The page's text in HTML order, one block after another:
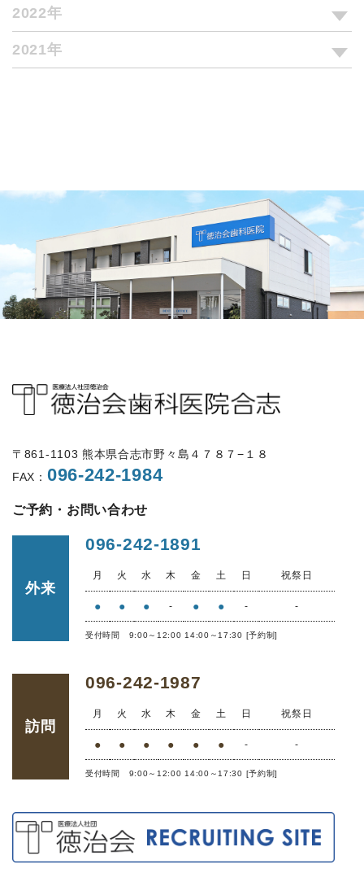
2022年
2021年
〒861-1103 熊本県合志市野々島４７８７−１８
FAX： 096-242-1984
ご予約・お問い合わせ
外来
096-242-1891
月 火 水 木 金 土 日 祝祭日
● ● ● - ● ● - -
受付時間 9:00～12:00 14:00～17:30 [予約制]
訪問
096-242-1987
月 火 水 木 金 土 日 祝祭日
● ● ● ● ● ● - -
受付時間 9:00～12:00 14:00～17:30 [予約制]